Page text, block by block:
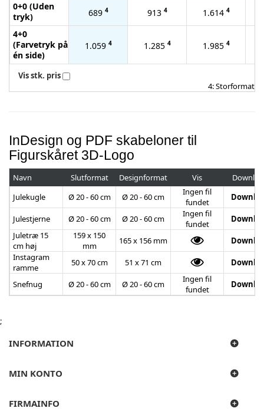
0+0 (Uden
tryk)
689 4 913 4 1.614 4
4+0
(Farvetryk på
én side)
1.059 4 1.285 4 1.985 4
Vis stk. pris
4: Storformat
InDesign og PDF skabeloner til
Figurskåret 3D-Logo
Navn Slutformat Designformat Vis
Julekugle
Ø 20 - 60 cm Ø 20 - 60 cm
Ingen fil
fundet
Julestjerne Ø 20 - 60 cm Ø 20 - 60 cm
Ingen fil
fundet
Juletræ 15
cm høj
159 x 150
mm
165 x 156 mm
Instagram
ramme
50 x 70 cm 51 x 71 cm
Snefnug Ø 20 - 60 cm Ø 20 - 60 cm
Ingen fil
fundet
;
INFORMATION
MIN KONTO
FIRMAINFO